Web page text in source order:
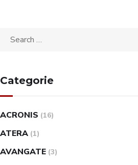
Categorie
ACRONIS (16)
ATERA (1)
AVANGATE (3)